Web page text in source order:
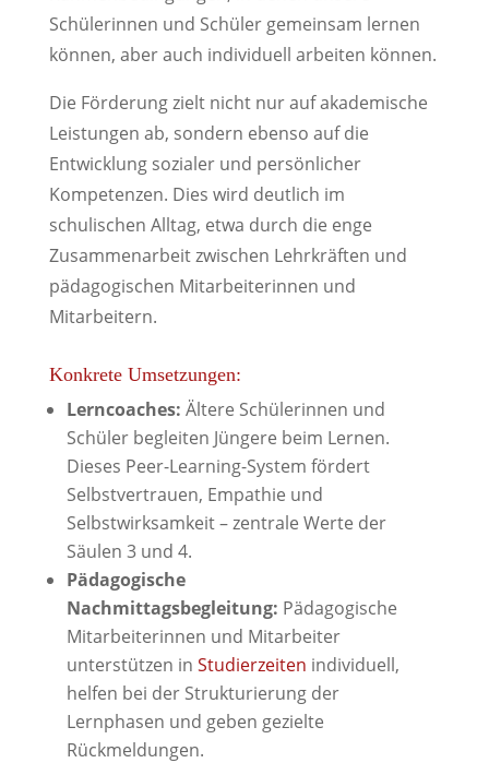
Schülerinnen und Schüler gemeinsam lernen
können, aber auch individuell arbeiten können.
Die Förderung zielt nicht nur auf akademische
Leistungen ab, sondern ebenso auf die
Entwicklung sozialer und persönlicher
Kompetenzen. Dies wird deutlich im
schulischen Alltag, etwa durch die enge
Zusammenarbeit zwischen Lehrkräften und
pädagogischen Mitarbeiterinnen und
Mitarbeitern.
Konkrete Umsetzungen:
Lerncoaches: Ältere Schülerinnen und
Schüler begleiten Jüngere beim Lernen.
Dieses Peer-Learning-System fördert
Selbstvertrauen, Empathie und
Selbstwirksamkeit – zentrale Werte der
Säulen 3 und 4.
Pädagogische
Nachmittagsbegleitung: Pädagogische
Mitarbeiterinnen und Mitarbeiter
unterstützen in Studierzeiten individuell,
helfen bei der Strukturierung der
Lernphasen und geben gezielte
Rückmeldungen.